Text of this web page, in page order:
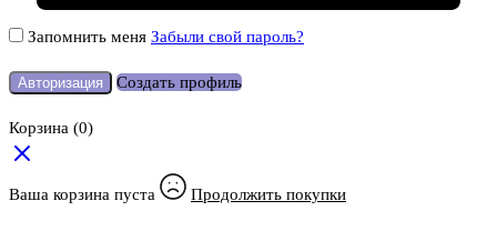
Запомнить меня Забыли свой пароль?
Авторизация Создать профиль
Корзина (0)
Ваша корзина пуста Продолжить покупки